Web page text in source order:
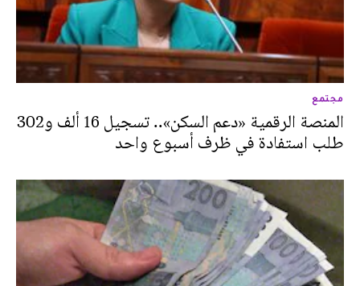
مجتمع
المنصة الرقمية «دعم السكن».. تسجيل 16 ألف و302
طلب استفادة في ظرف أسبوع واحد